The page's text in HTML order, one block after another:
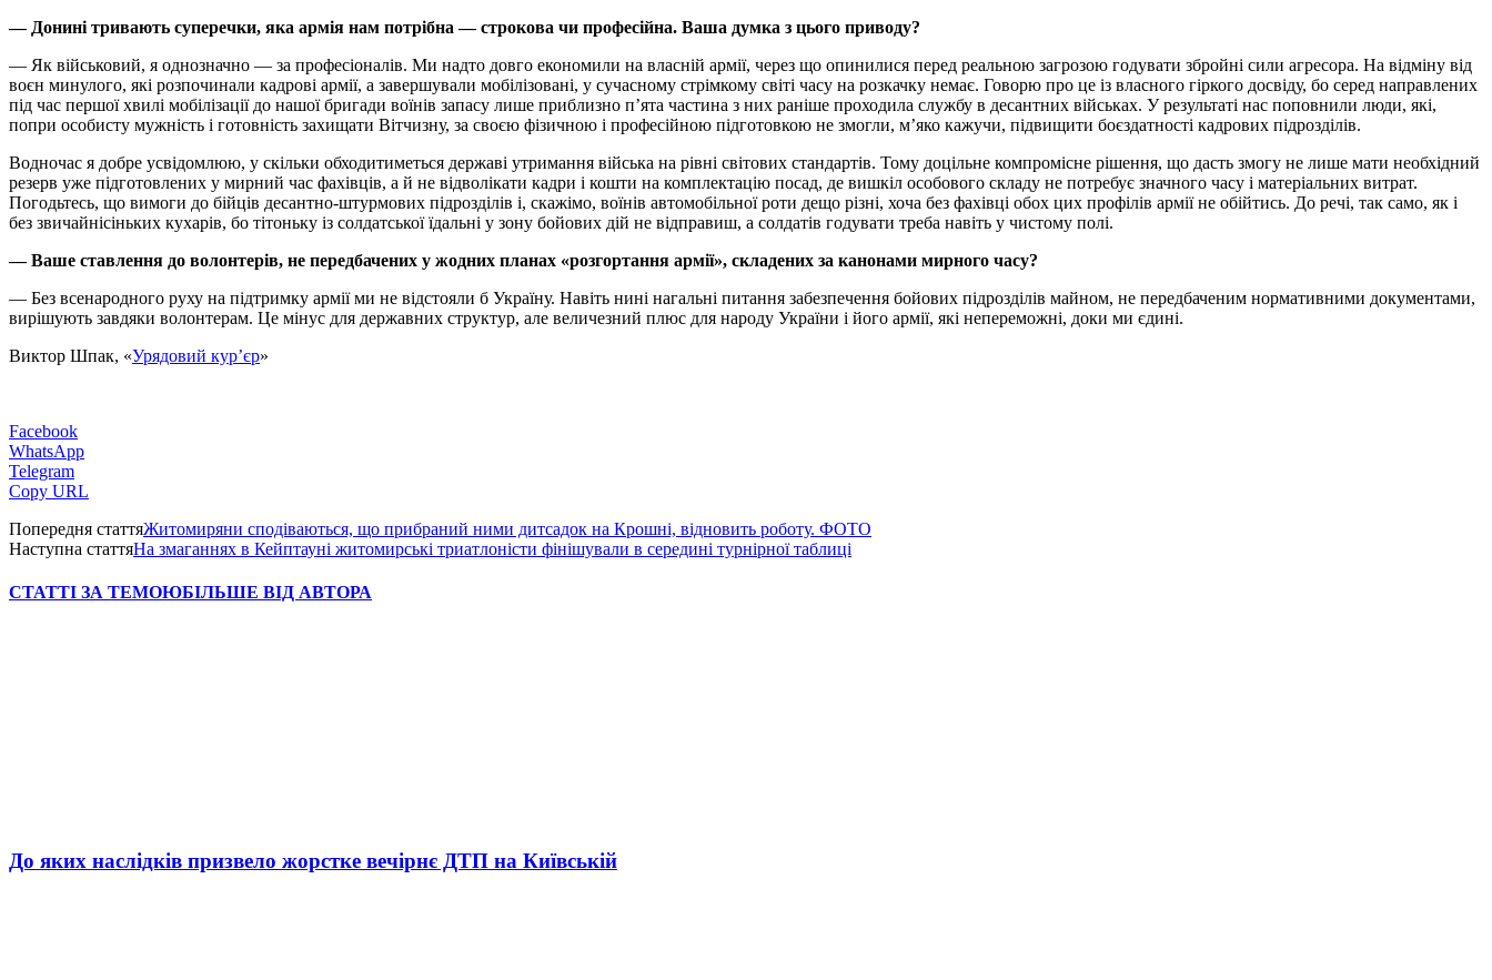
— Донині тривають суперечки, яка армія нам потрібна — строкова чи професійна. Ваша думка з цього приводу?
— Як військовий, я однозначно — за професіоналів. Ми надто довго економили на власній армії, через що опинилися перед реальною загрозою годувати збройні сили агресора. На відміну від
воєн минулого, які розпочинали кадрові армії, а завершували мобілізовані, у сучасному стрімкому світі часу на розкачку немає. Говорю про це із власного гіркого досвіду, бо серед направлених
під час першої хвилі мобілізації до нашої бригади воїнів запасу лише приблизно п’ята частина з них раніше проходила службу в десантних військах. У результаті нас поповнили люди, які,
попри особисту мужність і готовність захищати Вітчизну, за своєю фізичною і професійною підготовкою не змогли, м’яко кажучи, підвищити боєздатності кадрових підрозділів.
Водночас я добре усвідомлюю, у скільки обходитиметься державі утримання війська на рівні світових стандартів. Тому доцільне компромісне рішення, що дасть змогу не лише мати необхідний
резерв уже підготовлених у мирний час фахівців, а й не відволікати кадри і кошти на комплектацію посад, де вишкіл особового складу не потребує значного часу і матеріальних витрат.
Погодьтесь, що вимоги до бійців десантно-штурмових підрозділів і, скажімо, воїнів автомобільної роти дещо різні, хоча без фахівці обох цих профілів армії не обійтись. До речі, так само, як і
без звичайнісіньких кухарів, бо тітоньку із солдатської їдальні у зону бойових дій не відправиш, а солдатів годувати треба навіть у чистому полі.
— Ваше ставлення до волонтерів, не передбачених у жодних планах «розгортання армії», складених за канонами мирного часу?
— Без всенародного руху на підтримку армії ми не відстояли б Україну. Навіть нині нагальні питання забезпечення бойових підрозділів майном, не передбаченим нормативними документами,
вирішують завдяки волонтерам. Це мінус для державних структур, але величезний плюс для народу України і його армії, які непереможні, доки ми єдині.
Виктор Шпак, «Урядовий кур’єр»
Facebook
WhatsApp
Telegram
Copy URL
Попередня статтяЖитомиряни сподіваються, що прибраний ними дитсадок на Крошні, відновить роботу. ФОТО
Наступна статтяНа змаганнях в Кейптауні житомирські триатлоністи фінішували в середині турнірної таблиці
СТАТТІ ЗА ТЕМОЮБІЛЬШЕ ВІД АВТОРА
До яких наслідків призвело жорстке вечірнє ДТП на Київській